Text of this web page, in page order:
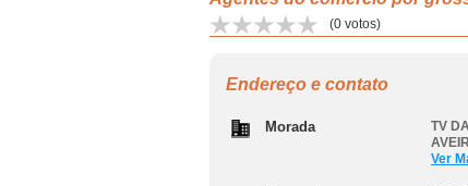
(0 votos)
Endereço e contato
Morada TV
Ver